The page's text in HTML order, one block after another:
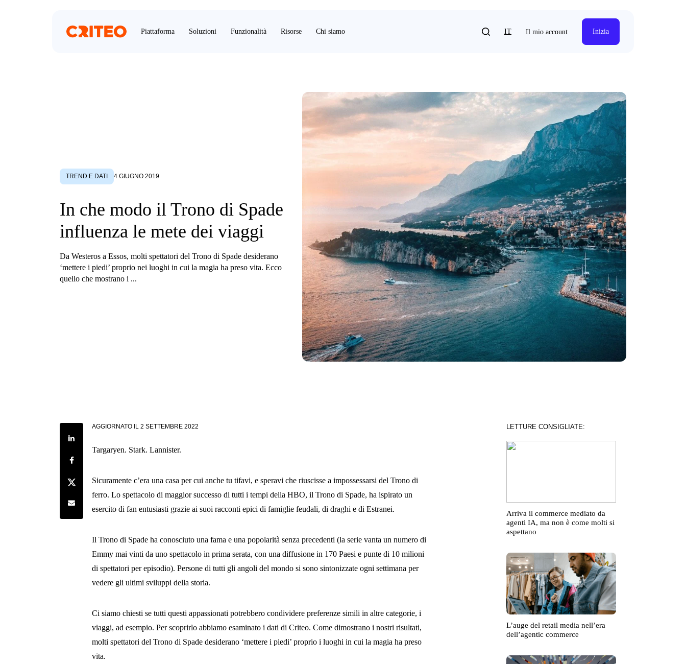
Piattaforma Soluzioni Funzionalità Risorse Chi siamo IT Il mio account Inizia
TREND E DATI 4 GIUGNO 2019
In che modo il Trono di Spade
influenza le mete dei viaggi
Da Westeros a Essos, molti spettatori del Trono di Spade desiderano
‘mettere i piedi’ proprio nei luoghi in cui la magia ha preso vita. Ecco
quello che mostrano i ...
Share on LinkedIn
Share on Facebook
Share on Twitter
Share by e-mail
AGGIORNATO IL 2 SETTEMBRE 2022
Targaryen. Stark. Lannister.
Sicuramente c’era una casa per cui anche tu tifavi, e speravi che riuscisse a impossessarsi del Trono di
ferro. Lo spettacolo di maggior successo di tutti i tempi della HBO, il Trono di Spade, ha ispirato un
esercito di fan entusiasti grazie ai suoi racconti epici di famiglie feudali, di draghi e di Estranei.
Il Trono di Spade ha conosciuto una fama e una popolarità senza precedenti (la serie vanta un numero di
Emmy mai vinti da uno spettacolo in prima serata, con una diffusione in 170 Paesi e punte di 10 milioni
di spettatori per episodio). Persone di tutti gli angoli del mondo si sono sintonizzate ogni settimana per
vedere gli ultimi sviluppi della storia.
Ci siamo chiesti se tutti questi appassionati potrebbero condividere preferenze simili in altre categorie, i
viaggi, ad esempio. Per scoprirlo abbiamo esaminato i dati di Criteo. Come dimostrano i nostri risultati,
molti spettatori del Trono di Spade desiderano ‘mettere i piedi’ proprio i luoghi in cui la magia ha preso
vita.
LETTURE CONSIGLIATE:
Arriva il commerce mediato da
agenti IA, ma non è come molti si
aspettano
L’auge del retail media nell’era
dell’agentic commerce